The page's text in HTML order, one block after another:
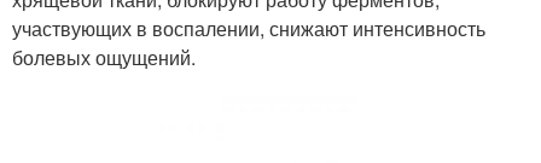
участвующих в воспалении, снижают интенсивность
болевых ощущений.